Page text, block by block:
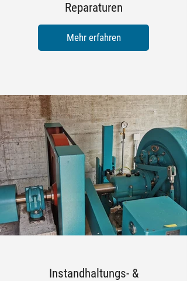
Reparaturen
Mehr erfahren
Instandhaltungs- &